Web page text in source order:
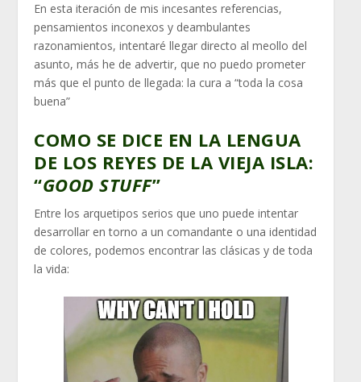
En esta iteración de mis incesantes referencias,
pensamientos inconexos y deambulantes
razonamientos, intentaré llegar directo al meollo del
asunto, más he de advertir, que no puedo prometer
más que el punto de llegada: la cura a “toda la cosa
buena”
COMO SE DICE EN LA LENGUA
DE LOS REYES DE LA VIEJA ISLA:
“GOOD STUFF”
Entre los arquetipos serios que uno puede intentar
desarrollar en torno a un comandante o una identidad
de colores, podemos encontrar las clásicas y de toda
la vida: